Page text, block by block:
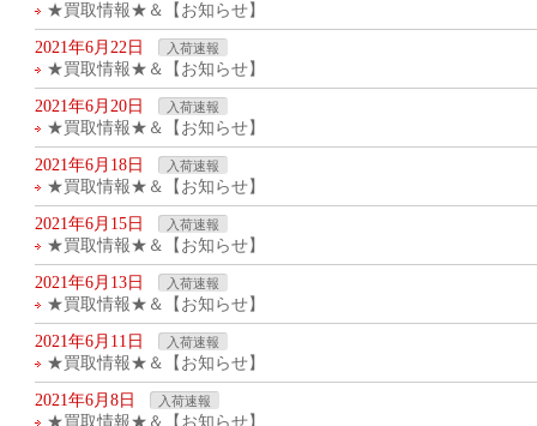
★買取情報★＆【お知らせ】
2021年6月22日 入荷速報
★買取情報★＆【お知らせ】
2021年6月20日 入荷速報
★買取情報★＆【お知らせ】
2021年6月18日 入荷速報
★買取情報★＆【お知らせ】
2021年6月15日 入荷速報
★買取情報★＆【お知らせ】
2021年6月13日 入荷速報
★買取情報★＆【お知らせ】
2021年6月11日 入荷速報
★買取情報★＆【お知らせ】
2021年6月8日 入荷速報
★買取情報★＆【お知らせ】